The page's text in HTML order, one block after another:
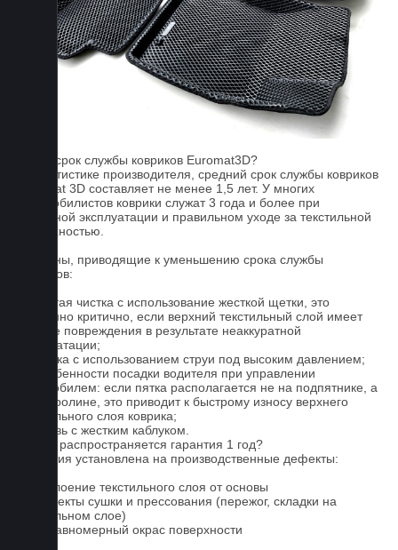
Какой срок службы ковриков Euromat3D?
По статистике производителя, средний срок службы ковриков
Euromat 3D составляет не менее 1,5 лет. У многих
автомобилистов коврики служат 3 года и более при
бережной эксплуатации и правильном уходе за текстильной
поверхностью.
Причины, приводящие к уменьшению срока службы
ковриков:
1. Частая чистка с использование жесткой щетки, это
особенно критично, если верхний текстильный слой имеет
мелкие повреждения в результате неаккуратной
эксплуатации;
2. Мойка с использованием струи под высоким давлением;
3. Особенности посадки водителя при управлении
автомобилем: если пятка располагается не на подпятнике, а
на ковролине, это приводит к быстрому износу верхнего
текстильного слоя коврика;
4. Обувь с жестким каблуком.
На что распространяется гарантия 1 год?
Гарантия установлена на производственные дефекты:
1. Отслоение текстильного слоя от основы
2. Дефекты сушки и прессования (пережог, складки на
текстильном слое)
3. Неравномерный окрас поверхности